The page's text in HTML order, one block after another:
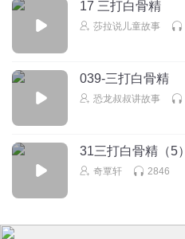
17 三打白骨精
莎拉说儿童故事
039-三打白骨精
恐龙叔叔讲故事
31三打白骨精（5）
奇覃轩 2846